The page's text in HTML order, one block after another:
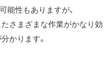
能性もありますが、
さまざまな作業がかなり効
かります。